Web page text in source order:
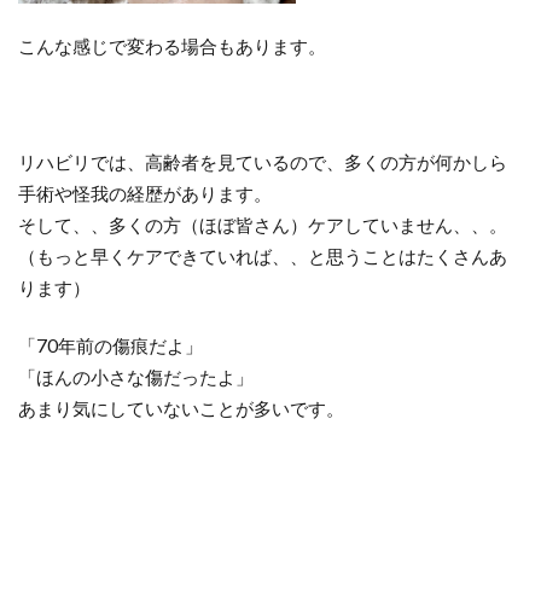
こんな感じで変わる場合もあります。
リハビリでは、高齢者を見ているので、多くの方が何かしら
手術や怪我の経歴があります。
そして、、多くの方（ほぼ皆さん）ケアしていません、、。
（もっと早くケアできていれば、、と思うことはたくさんあ
ります）
「70年前の傷痕だよ」
「ほんの小さな傷だったよ」
あまり気にしていないことが多いです。